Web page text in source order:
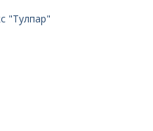
"Тулпар"